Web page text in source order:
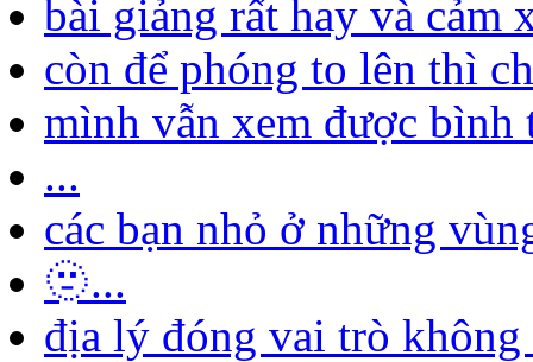
bài giảng rất hay và cảm
còn để phóng to lên thì
mình vẫn xem được bình
...
các bạn nhỏ ở những
🫥...
địa lý đóng vai trò